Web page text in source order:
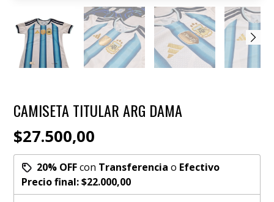
CAMISETA TITULAR ARG DAMA
$27.500,00
20% OFFcon Transferencia o Efectivo
Precio final:$22.000,00